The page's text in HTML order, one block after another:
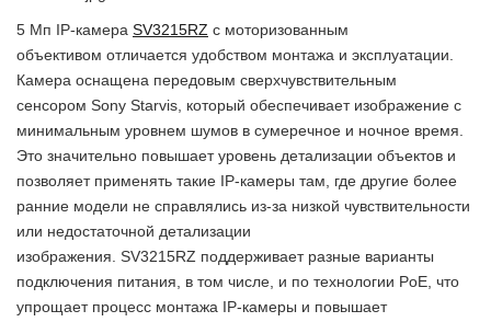
5 Мп IP-камера SV3215RZ с моторизованным
объективом отличается удобством монтажа и эксплуатации.
Камера оснащена передовым сверхчувствительным
сенсором Sony Starvis, который обеспечивает изображение с
минимальным уровнем шумов в сумеречное и ночное время.
Это значительно повышает уровень детализации объектов и
позволяет применять такие IP-камеры там, где другие более
ранние модели не справлялись из-за низкой чувствительности
или недостаточной детализации
изображения. SV3215RZ поддерживает разные варианты
подключения питания, в том числе, и по технологии PoE, что
упрощает процесс монтажа IP-камеры и повышает